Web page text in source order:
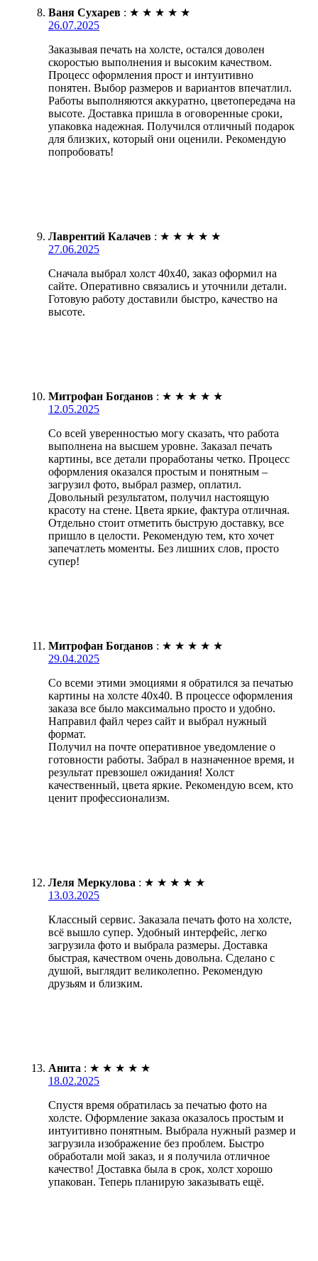
Ваня Сухарев : ★ ★ ★ ★ ★
26.07.2025
Заказывая печать на холсте, остался доволен
скоростью выполнения и высоким качеством.
Процесс оформления прост и интуитивно
понятен. Выбор размеров и вариантов впечатлил.
Работы выполняются аккуратно, цветопередача на
высоте. Доставка пришла в оговоренные сроки,
упаковка надежная. Получился отличный подарок
для близких, который они оценили. Рекомендую
попробовать!
Лаврентий Калачев : ★ ★ ★ ★ ★
27.06.2025
Сначала выбрал холст 40х40, заказ оформил на
сайте. Оперативно связались и уточнили детали.
Готовую работу доставили быстро, качество на
высоте.
Митрофан Богданов : ★ ★ ★ ★ ★
12.05.2025
Со всей уверенностью могу сказать, что работа
выполнена на высшем уровне. Заказал печать
картины, все детали проработаны четко. Процесс
оформления оказался простым и понятным –
загрузил фото, выбрал размер, оплатил.
Довольный результатом, получил настоящую
красоту на стене. Цвета яркие, фактура отличная.
Отдельно стоит отметить быструю доставку, все
пришло в целости. Рекомендую тем, кто хочет
запечатлеть моменты. Без лишних слов, просто
супер!
Митрофан Богданов : ★ ★ ★ ★ ★
29.04.2025
Со всеми этими эмоциями я обратился за печатью
картины на холсте 40х40. В процессе оформления
заказа все было максимально просто и удобно.
Направил файл через сайт и выбрал нужный
формат.
Получил на почте оперативное уведомление о
готовности работы. Забрал в назначенное время, и
результат превзошел ожидания! Холст
качественный, цвета яркие. Рекомендую всем, кто
ценит профессионализм.
Леля Меркулова : ★ ★ ★ ★ ★
13.03.2025
Классный сервис. Заказала печать фото на холсте,
всё вышло супер. Удобный интерфейс, легко
загрузила фото и выбрала размеры. Доставка
быстрая, качеством очень довольна. Сделано с
душой, выглядит великолепно. Рекомендую
друзьям и близким.
Анита : ★ ★ ★ ★ ★
18.02.2025
Спустя время обратилась за печатью фото на
холсте. Оформление заказа оказалось простым и
интуитивно понятным. Выбрала нужный размер и
загрузила изображение без проблем. Быстро
обработали мой заказ, и я получила отличное
качество! Доставка была в срок, холст хорошо
упакован. Теперь планирую заказывать ещё.